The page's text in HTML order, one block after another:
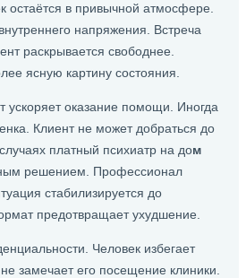
остаётся в привычной атмосфере.
напряжения. Встреча
раскрывается свободнее.
ясную картину состояния.
ускоряет оказание помощи. Иногда
Клиент не может добраться до
платный психиатр на дом
решением. Профессионал
стабилизируется до
предотвращает ухудшение.
Человек избегает
замечает его посещение клиники.